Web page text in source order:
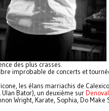
des plus crasses.
improbable de concerts et
les élans marriachis de
Ulan Bator), un deuxième sur
Wright, Karate, Sophia, Do